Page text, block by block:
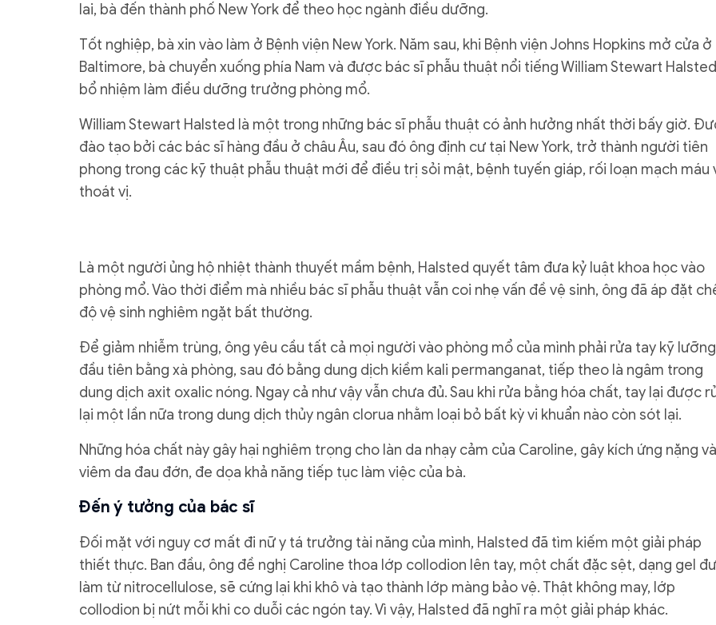
lai, bà đến thành phố New York để theo học ngành điều dưỡng.
Tốt nghiệp, bà xin vào làm ở Bệnh viện New York. Năm sau, khi Bệnh viện Johns Hopkins mở cửa ở
Baltimore, bà chuyển xuống phía Nam và được bác sĩ phẫu thuật nổi tiếng William Stewart Halsted
bổ nhiệm làm điều dưỡng trưởng phòng mổ.
William Stewart Halsted là một trong những bác sĩ phẫu thuật có ảnh hưởng nhất thời bấy giờ.
đào tạo bởi các bác sĩ hàng đầu ở châu Âu, sau đó ông định cư tại New York, trở thành người tiên
phong trong các kỹ thuật phẫu thuật mới để điều trị sỏi mật, bệnh tuyến giáp, rối loạn mạch máu
thoát vị.
Là một người ủng hộ nhiệt thành thuyết mầm bệnh, Halsted quyết tâm đưa kỷ luật khoa học vào
phòng mổ. Vào thời điểm mà nhiều bác sĩ phẫu thuật vẫn coi nhẹ vấn đề vệ sinh, ông đã áp đặt
độ vệ sinh nghiêm ngặt bất thường.
Để giảm nhiễm trùng, ông yêu cầu tất cả mọi người vào phòng mổ của mình phải rửa tay kỹ
đầu tiên bằng xà phòng, sau đó bằng dung dịch kiềm kali permanganat, tiếp theo là ngâm trong
dung dịch axit oxalic nóng. Ngay cả như vậy vẫn chưa đủ. Sau khi rửa bằng hóa chất, tay lại được
lại một lần nữa trong dung dịch thủy ngân clorua nhằm loại bỏ bất kỳ vi khuẩn nào còn sót lại.
Những hóa chất này gây hại nghiêm trọng cho làn da nhạy cảm của Caroline, gây kích ứng nặng và
viêm da đau đớn, đe dọa khả năng tiếp tục làm việc của bà.
Đến ý tưởng của bác sĩ
Đối mặt với nguy cơ mất đi nữ y tá trưởng tài năng của mình, Halsted đã tìm kiếm một giải pháp
thiết thực. Ban đầu, ông đề nghị Caroline thoa lớp collodion lên tay, một chất đặc sệt, dạng gel
làm từ nitrocellulose, sẽ cứng lại khi khô và tạo thành lớp màng bảo vệ. Thật không may, lớp
collodion bị nứt mỗi khi co duỗi các ngón tay. Vì vậy, Halsted đã nghĩ ra một giải pháp khác.